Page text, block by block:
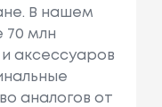
В нашем
70 млн
аксессуаров
аналогов от